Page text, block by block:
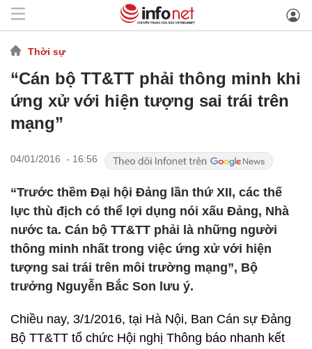
Thời sự
“Cán bộ TT&TT phải thông minh khi
ứng xử với hiện tượng sai trái trên
mạng”
04/01/2016 - 16:56
“Trước thềm Đại hội Đảng lần thứ XII, các thế
lực thù địch có thể lợi dụng nói xấu Đảng, Nhà
nước ta. Cán bộ TT&TT phải là những người
thông minh nhất trong việc ứng xử với hiện
tượng sai trái trên môi trường mạng”, Bộ
trưởng Nguyễn Bắc Son lưu ý.
Chiều nay, 3/1/2016, tại Hà Nội, Ban Cán sự Đảng
Bộ TT&TT tổ chức Hội nghị Thông báo nhanh kết